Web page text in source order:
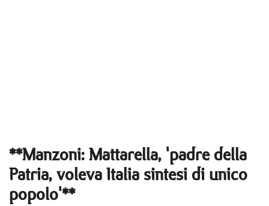
**Manzoni: Mattarella, 'padre della
Patria, voleva Italia sintesi di unico
popolo'**